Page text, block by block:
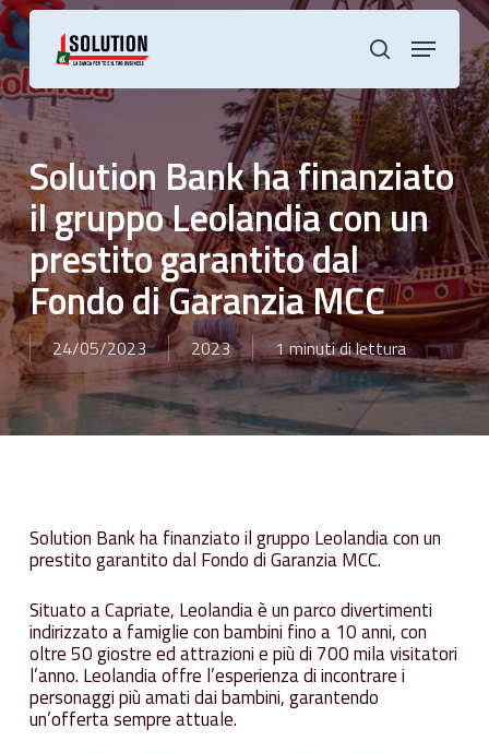
Skip
to
main
content
cerca
Menu
Solution Bank ha finanziato
il gruppo Leolandia con un
prestito garantito dal
Fondo di Garanzia MCC
24/05/2023 2023 1 minuti di lettura
Solution Bank ha finanziato il gruppo Leolandia con un
prestito garantito dal Fondo di Garanzia MCC.
Situato a Capriate, Leolandia è un parco divertimenti
indirizzato a famiglie con bambini fino a 10 anni, con
oltre 50 giostre ed attrazioni e più di 700 mila visitatori
l’anno. Leolandia offre l’esperienza di incontrare i
personaggi più amati dai bambini, garantendo
un’offerta sempre attuale.